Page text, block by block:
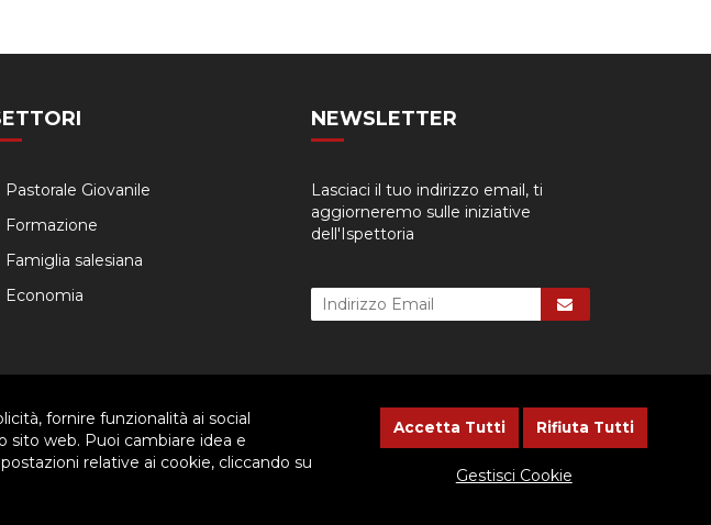
fornire funzionalità ai social
sito web. Puoi cambiare idea e
relative ai cookie, cliccando su
Accetta Tutti Rifiuta Tutti
Gestisci Cookie
Pastorale Giovanile
Formazione
Famiglia salesiana
Economia
NEWSLETTER
Lasciaci il tuo indirizzo email, ti
aggiorneremo sulle iniziative
dell'Ispettoria
Policy-Gestisci Cookie
visualizzare il plugin è necessario dare il consenso.